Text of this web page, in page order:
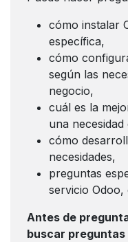
cómo instalar
específica,
cómo
según las
negocio,
cuál es la
una
cómo
necesidades,
preguntas
servicio Odoo,
Antes de
buscar preguntas